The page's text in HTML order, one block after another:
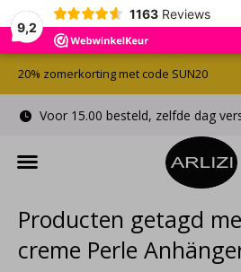
9,2
1163 Reviews
Voor 15.00 besteld, zelfde dag
20% zomerkorting met code SUN20
Producten getagd
creme Perle